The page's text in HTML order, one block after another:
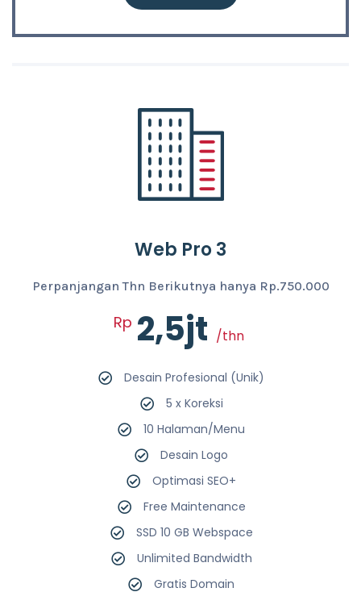
Web Pro 3
Perpanjangan Thn Berikutnya hanya Rp.750.000
Rp 2,5jt /thn
Desain Profesional (Unik)
5 x Koreksi
10 Halaman/Menu
Desain Logo
Optimasi SEO+
Free Maintenance
SSD 10 GB Webspace
Unlimited Bandwidth
Gratis Domain